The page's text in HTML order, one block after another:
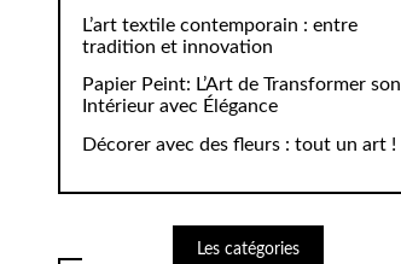
L’art textile contemporain : entre
tradition et innovation
Papier Peint: L’Art de Transformer son
Intérieur avec Élégance
Décorer avec des fleurs : tout un art !
Les catégories